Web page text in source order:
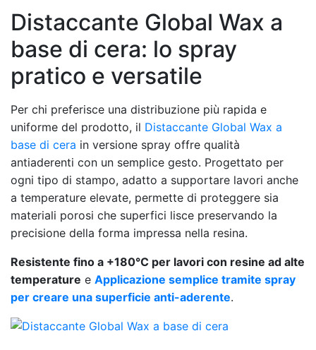
Distaccante Global Wax a
base di cera: lo spray
pratico e versatile
Per chi preferisce una distribuzione più rapida e
uniforme del prodotto, il Distaccante Global Wax a
base di cera in versione spray offre qualità
antiaderenti con un semplice gesto. Progettato per
ogni tipo di stampo, adatto a supportare lavori anche
a temperature elevate, permette di proteggere sia
materiali porosi che superfici lisce preservando la
precisione della forma impressa nella resina.
Resistente fino a +180°C per lavori con resine ad alte
temperature e Applicazione semplice tramite spray
per creare una superficie anti-aderente.